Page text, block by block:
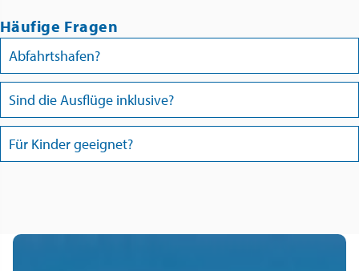
Häufige Fragen
Abfahrtshafen?
Sind die Ausflüge inklusive?
Für Kinder geeignet?